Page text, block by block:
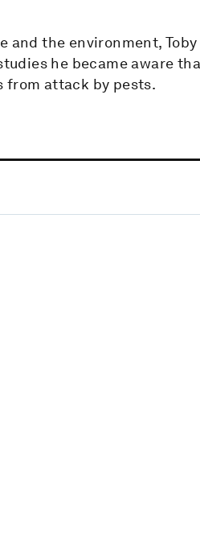
and the environment,
he became aware
from attack by pests.